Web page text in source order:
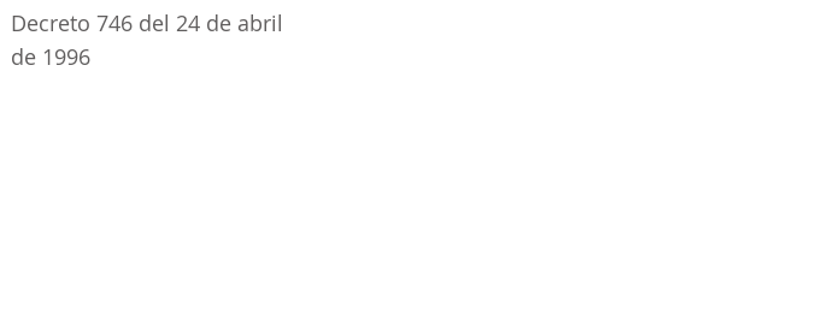
Decreto 746 del 24 de abril
de 1996